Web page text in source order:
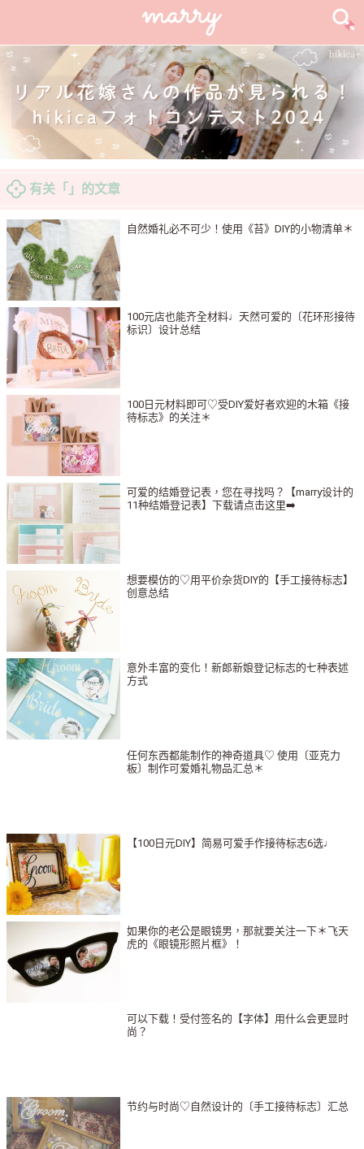
有关「」的文章
自然婚礼必不可少！使用《苔》DIY的小物清单＊
100元店也能齐全材料♩天然可爱的〔花环形接待
标识〕设计总结
100日元材料即可♡受DIY爱好者欢迎的木箱《接
待标志》的关注＊
可爱的结婚登记表，您在寻找吗？【marry设计的
11种结婚登记表】下载请点击这里➡️
想要模仿的♡用平价杂货DIY的【手工接待标志】
创意总结
意外丰富的变化！新郎新娘登记标志的七种表述
方式
任何东西都能制作的神奇道具♡ 使用〔亚克力
板〕制作可爱婚礼物品汇总＊
【100日元DIY】简易可爱手作接待标志6选♩
如果你的老公是眼镜男，那就要关注一下＊飞天
虎的《眼镜形照片框》！
可以下载！受付签名的【字体】用什么会更显时
尚？
节约与时尚♡自然设计的〔手工接待标志〕汇总